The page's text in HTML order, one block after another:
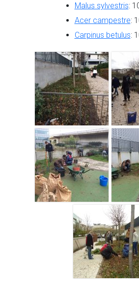
Malus sylvestris:
Acer campestre:
Carpinus betulus: